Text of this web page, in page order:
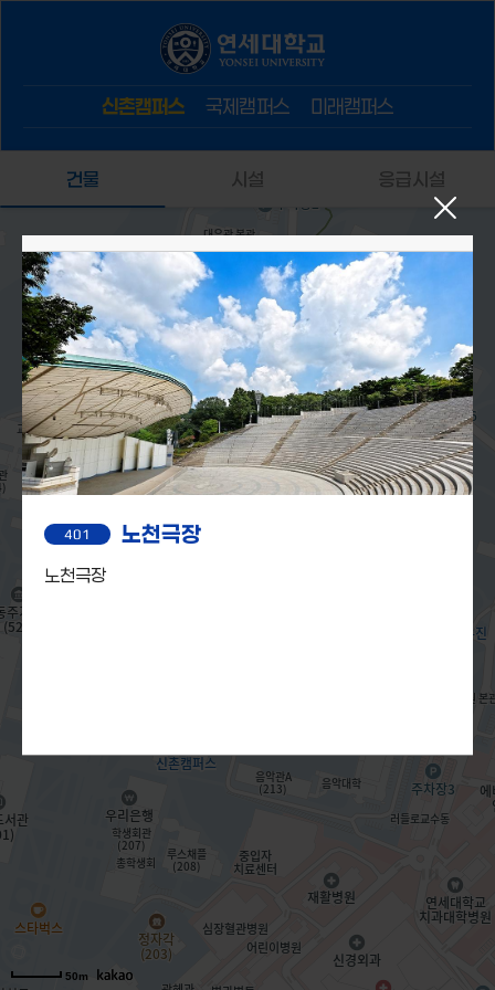
신촌캠퍼스 국제캠퍼스 미래캠퍼스
건물 시설 응급시설
401. 노천극장
401 노천극장
노천극장
50m
50m